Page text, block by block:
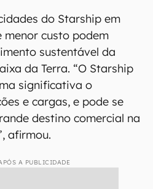
do Starship em
menor custo podem
sustentável da
da Terra. “O Starship
significativa o
e cargas, e pode se
destino comercial na
afirmou.
A PUBLICIDADE